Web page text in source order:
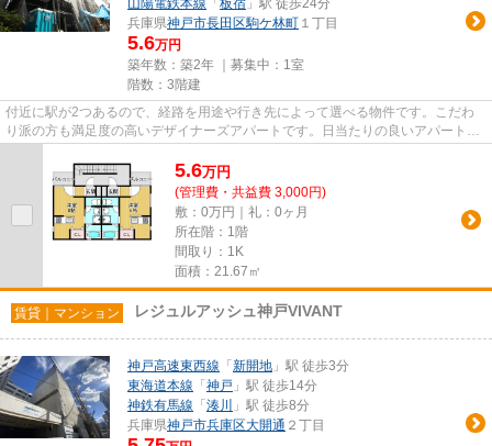
山陽電鉄本線 「 板宿 」駅 徒歩24分
兵庫県神戸市長田区駒ケ林町 １丁目
5.6万円
築年数：築2年 ｜募集中： 1室
階数：3階建
付近に駅が2つあるので、経路を用途や行き先によって選べる物件です。こだわ
り派の方も満足度の高いデザイナーズアパートです。日当たりの良いアパートで
5.6万円
(管理費・共益費 3,000円)
敷：0万円｜礼：0ヶ月
所在階：1階
間取り：1K
面積：21.67㎡
賃貸｜マンション レジュルアッシュ神戸VIVANT
神戸高速東西線 「 新開地 」駅 徒歩3分
東海道本線 「 神戸 」駅 徒歩14分
神鉄有馬線 「 湊川
」駅 徒歩8分
兵庫県神戸市兵庫区大開通 ２丁目